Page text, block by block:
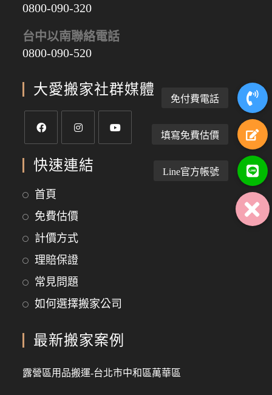
0800-090-320
台中以南聯絡電話
0800-090-520
大愛搬家社群媒體
快速連結
首頁
免費估價
計價方式
理賠保證
常見問題
如何選擇搬家公司
最新搬家案例
露營區用品搬運-台北市中和區萬華區